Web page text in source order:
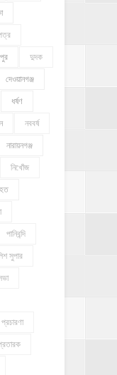
দুদক
দেওয়ানগঞ্জ
ধর্ষণ
নববর্ষ
নারায়নগঞ্জ
নিখোঁজ
পানিবন্দি
সুপার
প্রচারণা